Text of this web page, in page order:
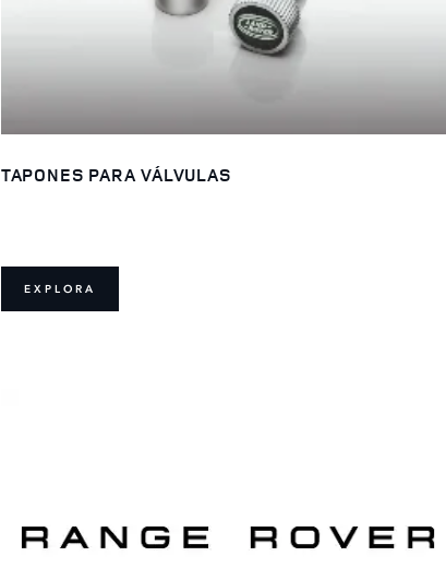
TAPONES PARA VÁLVULAS
EXPLORA